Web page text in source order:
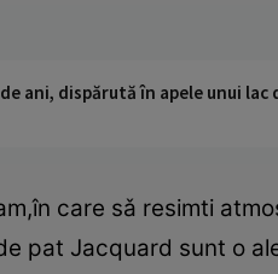
ani, dispărută în apele unui
care sǎ resimti
pat Jacquard sunt o